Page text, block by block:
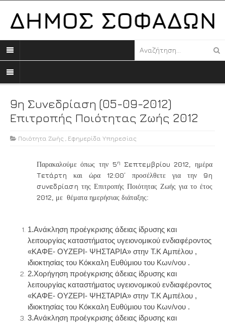
9η Συνεδρίαση (05-09-2012)
Επιτροπής Ποιότητας Ζωής 2012
Ποιότητα Ζωής Εφημερίδα Υπηρεσίας
Παρακαλούμε όπως την 5η Σεπτεμβρίου 2012 , ημέρα
Τετάρτη και ώρα 12:00΄ προσέλθετε για την 9η
συνεδρίαση της Επιτροπής Ποιότητας Ζωής για το έτος
2012 , με θέματα ημερήσιας διάταξης:
1.Ανάκληση προέγκρισης άδειας ίδρυσης και
λειτουργίας καταστήματος υγειονομικού ενδιαφέροντος
«ΚΑΦΕ- ΟΥΖΕΡΙ- ΨΗΣΤΑΡΙΑ» στην Τ.Κ Αμπέλου ,
ιδιοκτησίας του Κόκκαλη Ευθύμιου του Κων/νου .
2.Χορήγηση προέγκρισης άδειας ίδρυσης και
λειτουργίας καταστήματος υγειονομικού ενδιαφέροντος
«ΚΑΦΕ- ΟΥΖΕΡΙ- ΨΗΣΤΑΡΙΑ» στην Τ.Κ Αμπέλου ,
ιδιοκτησίας του Κόκκαλη Ευθύμιου του Κων/νου .
3.Ανάκληση προέγκρισης άδειας ίδρυσης και